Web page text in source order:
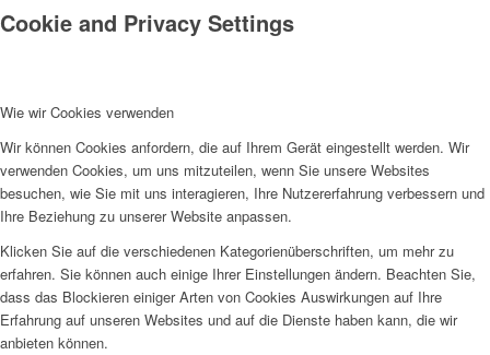
Cookie and Privacy Settings
Wie wir Cookies verwenden
Wir können Cookies anfordern, die auf Ihrem Gerät eingestellt werden. Wir
verwenden Cookies, um uns mitzuteilen, wenn Sie unsere Websites
besuchen, wie Sie mit uns interagieren, Ihre Nutzererfahrung verbessern und
Ihre Beziehung zu unserer Website anpassen.
Klicken Sie auf die verschiedenen Kategorienüberschriften, um mehr zu
erfahren. Sie können auch einige Ihrer Einstellungen ändern. Beachten Sie,
dass das Blockieren einiger Arten von Cookies Auswirkungen auf Ihre
Erfahrung auf unseren Websites und auf die Dienste haben kann, die wir
anbieten können.